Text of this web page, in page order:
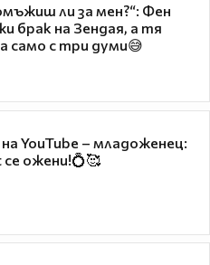
ли за мен?“: Фен
брак на Зендая, а тя
само с три думи😅
YouTube – младоженец:
ожени!💍🥰